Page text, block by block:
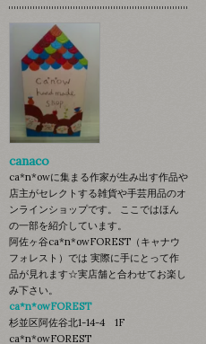
canaco
ca*n*owに集まる作家が生み出す作品や
店主がセレクトする雑貨や手芸用品のオ
ンラインショップです。 ここではほん
の一部を紹介しています。
阿佐ヶ谷ca*n*owFOREST（キャナウ
フォレスト）では 実際に手にとって作
品が見れます☆実店舗と合わせてお楽し
み下さい。
ca*n*owFOREST
杉並区阿佐谷北1-14-4 1F
ca*n*owFOREST